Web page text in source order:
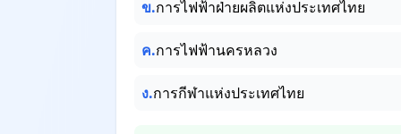
ข.การไฟฟ้าฝ่ายผลิตแห่งประเทศไทย
ค.การไฟฟ้านครหลวง
ง.การกีฬาแห่งประเทศไทย